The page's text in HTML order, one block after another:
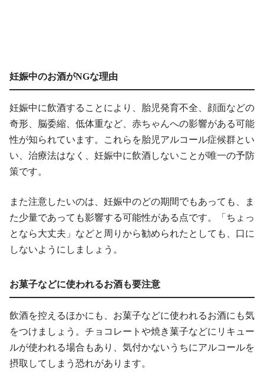
妊娠中のお酒がNGな理由
妊娠中に飲酒することにより、胎児発育不全、顔面などの
奇形、脳委縮、低体重など、赤ちゃんへの影響がある可能
性が知られています。これらを胎児アルコール症候群とい
い、治療法はなく、妊娠中に飲酒しないことが唯一の予防
策です。
また注意したいのは、妊娠中のどの期間でもあっても、ま
た少量であっても影響する可能性がある点です。「ちょっ
となら大丈夫」などと周りから勧められたとしても、口に
しないようにしましょう。
お菓子などに使われるお酒も要注意
飲酒を控えるほかにも、お菓子などに使われるお酒にも気
をつけましょう。チョコレートや焼き菓子などにリキュー
ルが使われる場合もあり、気付かないうちにアルコールを
摂取してしまう恐れがあります。